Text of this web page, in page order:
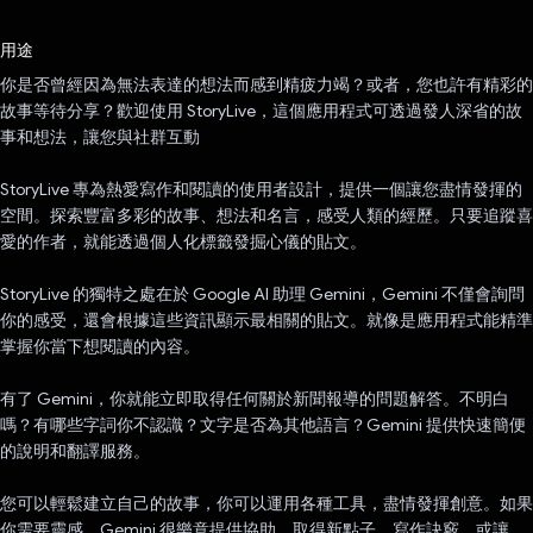
用途
你是否曾經因為無法表達的想法而感到精疲力竭？或者，您也許有精彩的
故事等待分享？歡迎使用 StoryLive，這個應用程式可透過發人深省的故
事和想法，讓您與社群互動
StoryLive 專為熱愛寫作和閱讀的使用者設計，提供一個讓您盡情發揮的
空間。探索豐富多彩的故事、想法和名言，感受人類的經歷。只要追蹤喜
愛的作者，就能透過個人化標籤發掘心儀的貼文。
StoryLive 的獨特之處在於 Google AI 助理 Gemini，Gemini 不僅會詢問
你的感受，還會根據這些資訊顯示最相關的貼文。就像是應用程式能精準
掌握你當下想閱讀的內容。
有了 Gemini，你就能立即取得任何關於新聞報導的問題解答。不明白
嗎？有哪些字詞你不認識？文字是否為其他語言？Gemini 提供快速簡便
的說明和翻譯服務。
您可以輕鬆建立自己的故事，你可以運用各種工具，盡情發揮創意。如果